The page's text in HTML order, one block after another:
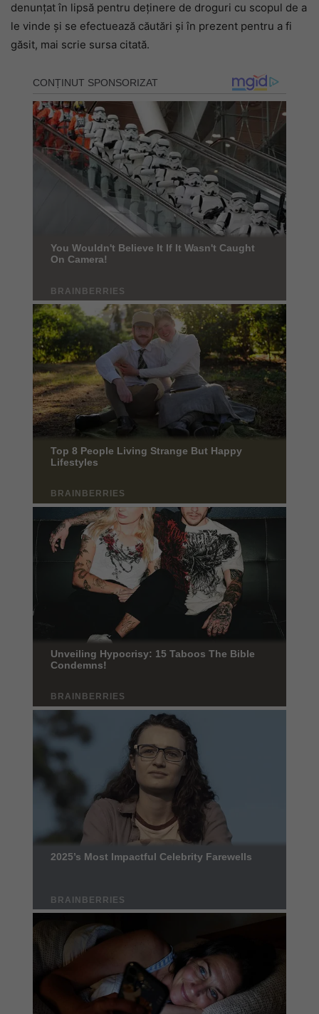
denunțat în lipsă pentru deținere de droguri cu scopul de a
le vinde și se efectuează căutări și în prezent pentru a fi
găsit, mai scrie sursa citată.